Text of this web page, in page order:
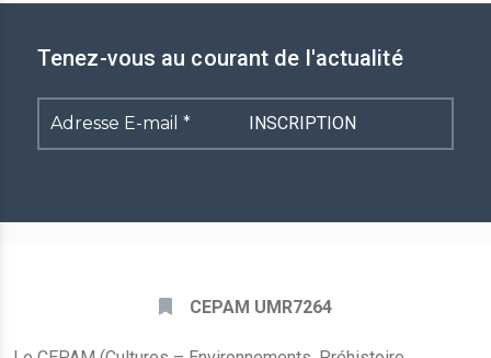
Tenez-vous au courant de l'actualité
Adresse
E-
CEPAM UMR7264